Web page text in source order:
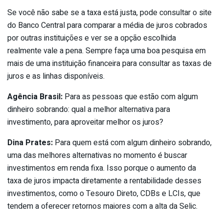
Se você não sabe se a taxa está justa, pode consultar o site
do Banco Central para comparar a média de juros cobrados
por outras instituições e ver se a opção escolhida
realmente vale a pena. Sempre faça uma boa pesquisa em
mais de uma instituição financeira para consultar as taxas de
juros e as linhas disponíveis.
Agência Brasil: Para as pessoas que estão com algum
dinheiro sobrando: qual a melhor alternativa para
investimento, para aproveitar melhor os juros?
Dina Prates: Para quem está com algum dinheiro sobrando,
uma das melhores alternativas no momento é buscar
investimentos em renda fixa. Isso porque o aumento da
taxa de juros impacta diretamente a rentabilidade desses
investimentos, como o Tesouro Direto, CDBs e LCIs, que
tendem a oferecer retornos maiores com a alta da Selic.